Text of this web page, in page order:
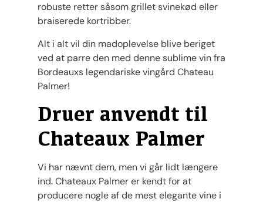
robuste retter såsom grillet svinekød eller
braiserede kortribber.
Alt i alt vil din madoplevelse blive beriget
ved at parre den med denne sublime vin fra
Bordeauxs legendariske vingård Chateau
Palmer!
Druer anvendt til
Chateaux Palmer
Vi har nævnt dem, men vi går lidt længere
ind. Chateaux Palmer er kendt for at
producere nogle af de mest elegante vine i